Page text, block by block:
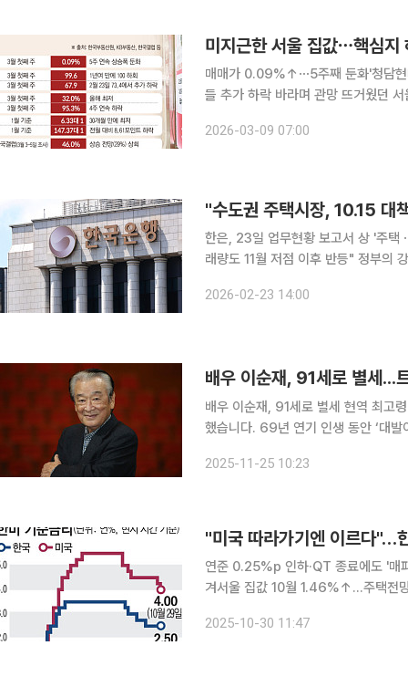
미지근한 서울 집값⋯핵심지
매매가 0.09%↑⋯5주째 둔화'청담현
들 추가 하락 바라며 관망 뜨거웠던 서울 아파트 시장 열기가 미지근해지고 있다. 강남3구와 용산
거래가격이 낮아지면서 경매·청약 시
2026-03-09 07:00
한은, 23일 업무현황 보고서 상 '주택
래량도 11월 저점 이후 반등" 정부의 강력한 부동산 정책 규제 속 수도권 주택시장 과열 양상이 진정
있어 시차를 두고 가계대출 증가세로
2026-02-23 14:00
배우 이순재, 91세로 별세...
배우 이순재, 91세로 별세 현역 최고령 배우로 활약해온 이순재 씨가 25일 새벽, 향년 91세에 별세
했습니다. 69년 연기 인생 동안 ‘대발
년 함경북도 회령에서 태어난 그는
2025-11-25 10:23
"미국 따라가기엔 이르다"…
연준 0.25%p 인하·QT 종료에도 '매
겨서울 집값 10월 1.46%↑…주택전
이를 그대로 따라가긴 쉽지 않을 전망
2025-10-30 11:47